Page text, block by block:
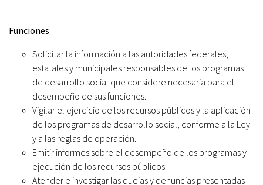
Funciones
Solicitar la información a las autoridades federales,
estatales y municipales responsables de los programas
de desarrollo social que considere necesaria para el
desempeño de sus funciones.
Vigilar el ejercicio de los recursos públicos y la aplicación
de los programas de desarrollo social, conforme a la Ley
y a las reglas de operación.
Emitir informes sobre el desempeño de los programas y
ejecución de los recursos públicos.
Atender e investigar las quejas y denuncias presentadas